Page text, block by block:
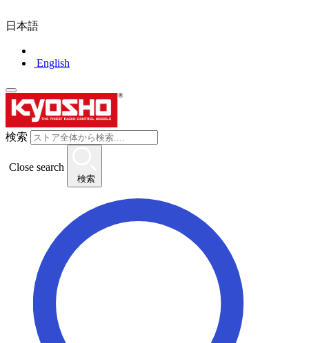
日本語
English
検索
Close search
検索